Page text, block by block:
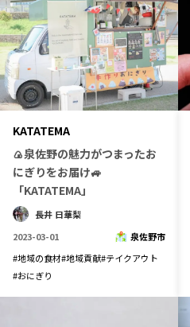
お問い合わせ 会社概要
KATATEMA
🍙泉佐野の魅力がつまったお
にぎりをお届け🚙
「KATATEMA」
長井 日華梨
2023-03-01
泉佐野市
#地域の食材#地域貢献#テイクアウト
#おにぎり